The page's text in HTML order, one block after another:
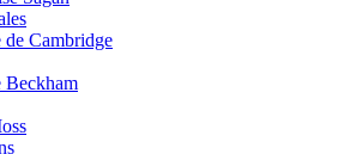
de Cambridge
Beckham